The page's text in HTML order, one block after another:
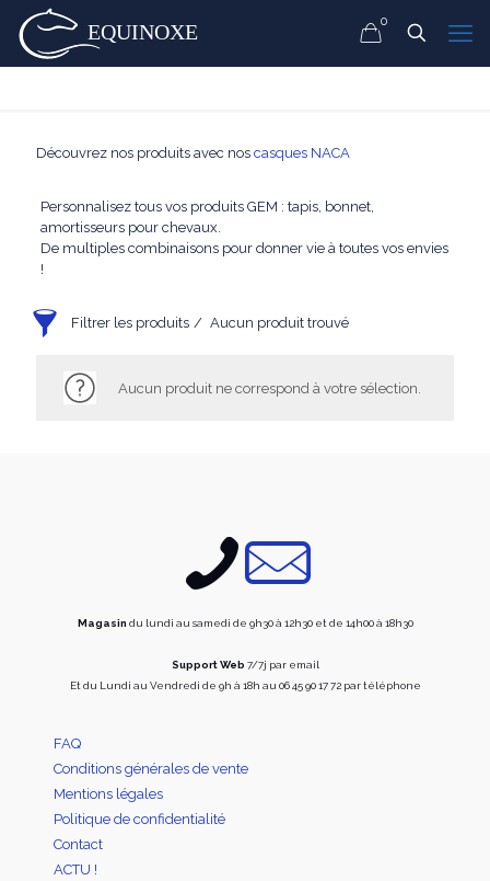
0
Découvrez nos produits avec nos casques NACA
Personnalisez tous vos produits GEM : tapis, bonnet,
amortisseurs pour chevaux.
De multiples combinaisons pour donner vie à toutes vos envies
!
Filtrer les produits Aucun produit trouvé
Aucun produit ne correspond à votre sélection.
Magasin du lundi au samedi de 9h30 à 12h30 et de 14h00 à 18h30
Support Web 7/7j par email
Et du Lundi au Vendredi de 9h à 18h au 06 45 90 17 72 par téléphone
FAQ
Conditions générales de vente
Mentions légales
Politique de confidentialité
Contact
ACTU !